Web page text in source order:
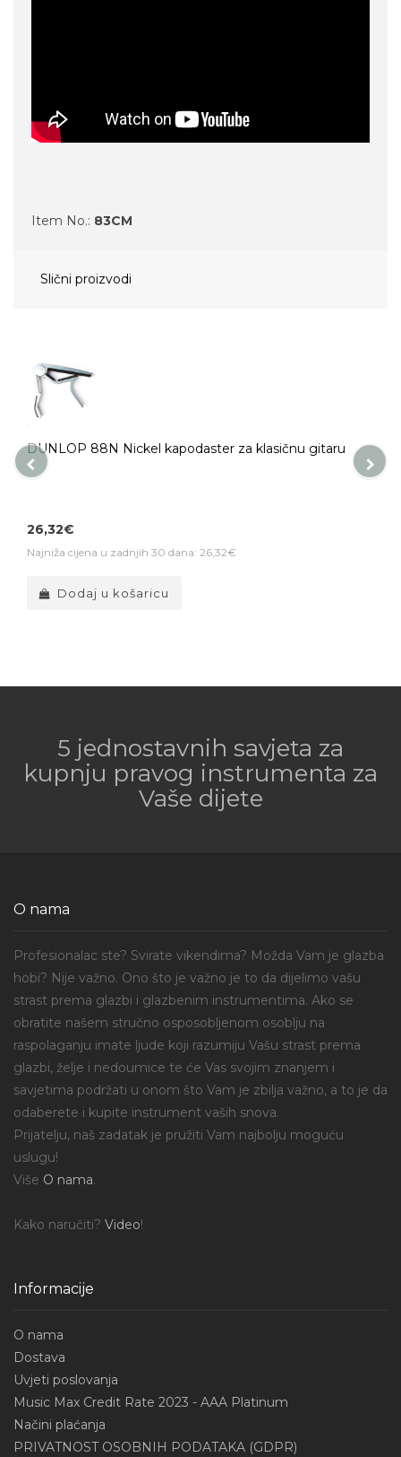
Item No.: 83CM
Slični proizvodi
DUNLOP 88N Nickel kapodaster za klasičnu gitaru
26,32€
Najniža cijena u zadnjih 30 dana: 26,32€
Dodaj u košaricu
5 jednostavnih savjeta za
kupnju pravog instrumenta za
Vaše dijete
O nama
Profesionalac ste? Svirate vikendima? Možda Vam je glazba
hobi? Nije važno. Ono što je važno je to da dijelimo vašu
strast prema glazbi i glazbenim instrumentima. Ako se
obratite našem stručno osposobljenom osoblju na
raspolaganju imate ljude koji razumiju Vašu strast prema
glazbi, želje i nedoumice te će Vas svojim znanjem i
savjetima podržati u onom što Vam je zbilja važno, a to je da
odaberete i kupite instrument vaših snova.
Prijatelju, naš zadatak je pružiti Vam najbolju moguću
uslugu!
Više O nama.
Kako naručiti? Video!
Informacije
O nama
Dostava
Uvjeti poslovanja
Music Max Credit Rate 2023 - AAA Platinum
Načini plaćanja
PRIVATNOST OSOBNIH PODATAKA (GDPR)